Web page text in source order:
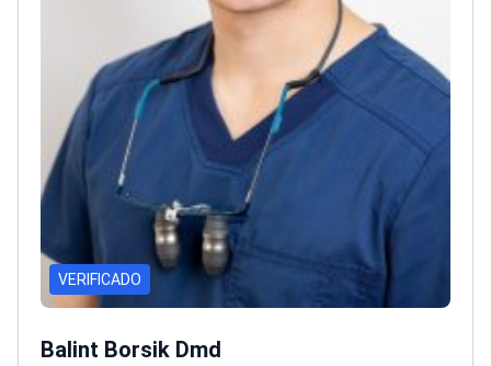
VERIFICADO
Balint Borsik Dmd